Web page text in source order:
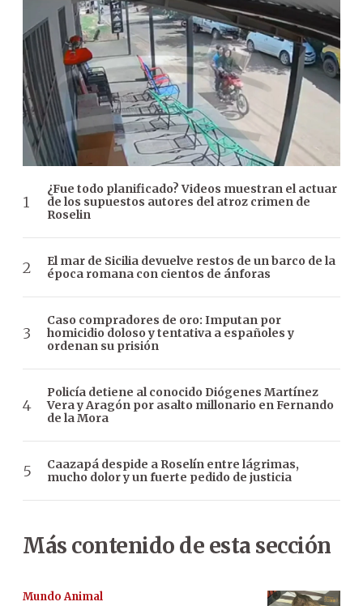
¿Fue todo planificado? Videos muestran el actuar
de los supuestos autores del atroz crimen de
Roselin
El mar de Sicilia devuelve restos de un barco de la
época romana con cientos de ánforas
Caso compradores de oro: Imputan por
homicidio doloso y tentativa a españoles y
ordenan su prisión
Policía detiene al conocido Diógenes Martínez
Vera y Aragón por asalto millonario en Fernando
de la Mora
Caazapá despide a Roselín entre lágrimas,
mucho dolor y un fuerte pedido de justicia
Más contenido de esta sección
Mundo Animal